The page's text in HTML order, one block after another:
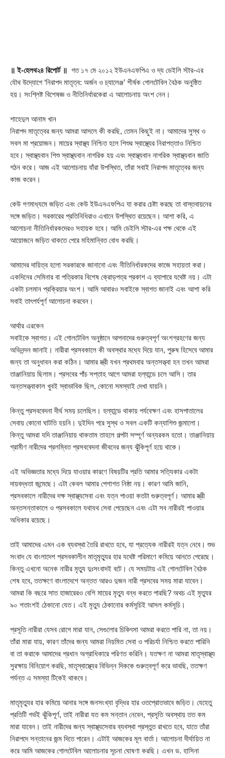
॥ ই-হেলথ২৪ রিপোর্ট ॥ গত ১৭ মে ২০১২ ইউএনএফপিএ ও দ্য ডেইলি স্টার-এর
যৌথ উদ্যোগে ‘নিরাপদ মাতৃত্ব: অর্জন ও চ্যালেঞ্জ’ শীর্ষক গোলটেবিল বৈঠক অনুষ্ঠিত
হয়। সংশ্লিষ্ট বিশেষজ্ঞ ও নীতিনির্ধারকেরা এ আলোচনায় অংশ নেন।
শাহেদুল আনাম খান
নিরাপদ মাতৃত্বের জন্য আমরা আসলে কী করছি, তেমন কিছুই না। আমাদের সুস্থ ও
সবল মা প্রয়োজন। মায়ের স্বাস্থ্য নিশ্চিত হলে শিশুর স্বাস্থ্যের নিরাপত্তাও নিশ্চিত
হবে। স্বাস্থ্যবান শিশু স্বাস্থ্যবান নাগরিক হয় এবং স্বাস্থ্যবান নাগরিক স্বাস্থ্যবান জাতি
গঠন করে। আজ এই আলোচনায় যাঁরা উপস্থিত, তাঁরা সবাই নিরাপদ মাতৃত্বের জন্য
কাজ করেন।
কেউ গণমাধ্যমে জড়িত এবং কেউ ইউএনএফপিএ যা করার চেষ্টা করছে তা বাস্তবায়নের
সঙ্গে জড়িত। সরকারের প্রতিনিধিরাও এখানে উপস্থিত রয়েছেন। আশা করি, এ
আলোচনা নীতিনির্ধারকদেরও সহায়ক হবে। আমি ডেইলি স্টার-এর পক্ষ থেকে এই
আয়োজনে জড়িত থাকতে পেরে মহিমান্বিত বোধ করছি।
আমাদের দায়িত্ব হলো সরকারকে জানানো এবং নীতিনির্ধারকদের কাজে সহায়তা করা।
একদিনের সেমিনার বা পত্রিকার বিশেষ ক্রোড়পত্র প্রকাশ এ ব্যাপারে যথেষ্ট নয়। এটা
একটা চলমান প্রক্রিয়ার অংশ। আমি আবারও সবাইকে স্বাগত জানাই এবং আশা করি
সবাই তাৎপর্যপূর্ণ আলোচনা করবেন।
আর্থার এরকেন
সবাইকে স্বাগত। এই গোলটেবিল অনুষ্ঠানে আপনাদের গুরুত্বপূর্ণ অংশগ্রহণের জন্য
অভিনন্দন জানাই। নারীরা প্রসবকালে কী অবস্থার মধ্যে দিয়ে যান, পুরুষ হিসেবে আমার
জন্য তা অনুধাবন করা কঠিন। আমার স্ত্রী যখন প্রথমবার অন্তসত্ত্বা হন তখন আমরা
তাঞ্জানিয়ায় ছিলাম। প্রসবের পাঁচ সপ্তাহ আগে আমরা হল্যান্ডে চলে আসি। তার
অন্তসত্ত্বাকাল খুবই স্বাভাবিক ছিল, কোনো সমস্যাই দেখা যায়নি।
কিন্তু প্রসববেদনা দীর্ঘ সময় চলেছিল। হল্যান্ডে থাকায় পর্যবেক্ষণ এবং হাসপাতালের
সেবায় কোনো ঘাটতি হয়নি। দুইদিন পরে সুস্থ ও সবল একটি কন্যাশিশু জন্মালো।
কিন্তু আমরা যদি তাঞ্জানিয়ায় থাকতাম তাহলে গল্পটা সম্পূর্ণ অন্যরকম হতো। তাঞ্জানিয়ায়
গ্রামীণ নারীদের প্রলম্বিত প্রসববেদনা জীবনের জন্য ঝুঁকিপূর্ণ হয়ে থাকে।
এই অভিজ্ঞতার মধ্যে দিয়ে যাওয়ার কারণে বিষয়টির প্রতি আমার সত্যিকার একটা
দায়বদ্ধতা জন্মেছে। এটা কেবল আমার পেশাগত নিষ্ঠা নয়। কারণ আমি জানি,
প্রসবকালে নারীদের দক্ষ স্বাস্থ্যসেবা এবং যত্ন পাওয়া কতটা গুরুত্বপূর্ণ। আমার স্ত্রী
অন্তসন্তাকালে ও প্রসবকালে যথাযথ সেবা পেয়েছেন এবং এটা সব নারীরই পাওয়ার
অধিকার রয়েছে।
তাই আমাদের এমন এক ব্যবস্থা তৈরি রাখতে হবে, যা প্রত্যেক নারীরই যত্ন নেবে। শুভ
সংবাদ যে বাংলাদেশ প্রসবকালীন মাতৃমৃত্যুর হার যথেষ্ট পরিমাণে কমিয়ে আনতে পেরেছে।
কিন্তু এখনো অনেক নারীর মৃত্যু দুঃসংবাদই বটে। যে সময়টায় এই গোলটেবিল বৈঠক
শেষ হবে, ততক্ষণে বাংলাদেশে অন্তত আরও দুজন নারী প্রসবের সময় মারা যাবেন।
আমরা কি বছরে সাত হাজারেরও বেশি মায়ের মৃত্যু বন্ধ করতে পারছি? অথচ এই মৃত্যুর
৯০ শতাংশই ঠেকানো যেত। এই মৃত্যু ঠেকানোর কর্মসূচিই আসল কর্মসূচি।
প্রসূতি নারীরা যেসব রোগে মারা যান, সেগুলোর চিকিৎসা আমরা করতে পারি না, তা নয়।
তাঁরা মারা যায়, কারণ তাঁদের জন্য আমরা নিয়মিত সেবা ও পরিচর্যা নিশ্চিত করতে পারিনি
বা তা করাকে আমাদের প্রধান অগ্রাধিকারে পরিণত করিনি। যতক্ষণ না আমরা মাতৃস্বাস্থ্য
সুরক্ষায় বিনিয়োগ করছি, মাতৃস্বাস্থ্যের বিভিন্ন দিককে গুরুত্বপূর্ণ করে ভাবছি, ততক্ষণ
পর্যন্ত এ সমস্যা টিকেই থাকবে।
মাতৃমৃত্যুর হার কমিয়ে আনার সঙ্গে জনসংখ্যা বৃদ্ধির হার ওতপ্রোতভাবে জড়িত। যেহেতু
প্রতিটি গর্ভই ঝুঁকিপূর্ণ, তাই নারীরা যত কম সন্তান নেবেন, প্রসূতি অবস্থায় তত কম
মারা যাবেন। তাই নারীদের জন্য স্বাস্থ্যসেবার ব্যবস্থা প্রস্তুত রাখতে হবে, যাতে তাঁরা
নিরাপদে সন্তানের জন্ম দিতে পারেন। এটাই আজকের মূল বার্তা। আলোচনা দীর্ঘায়িত না
করে আমি আজকের গোলটেবিল আলোচনার সূচনা ঘোষণা করছি। এখন ড. হাসিনা